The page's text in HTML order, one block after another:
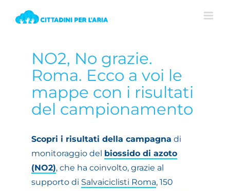
Larger
Image
NO2, No grazie.
Roma. Ecco a voi le
mappe con i risultati
del campionamento
Scopri i risultati della campagna di
monitoraggio del biossido di azoto
(NO2), che ha coinvolto, grazie al
supporto di Salvaiciclisti Roma, 150